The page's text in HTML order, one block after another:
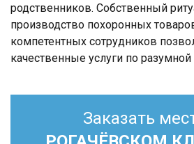
родственников. Собственный
производство похоронных
компетентных сотрудников
качественные услуги по разумной
Заказать